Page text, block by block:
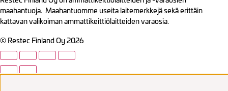
maahantuoja. Maahantuomme useita laitemerkkejä sekä erittäin
kattavan valikoiman ammattikeittiölaitteiden varaosia.
© Restec Finland Oy 2026